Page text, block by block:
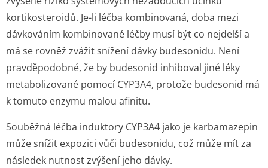
kortikosteroidů. Je-li léčba kombinovaná, doba mezi
dávkováním kombinované léčby musí být co nejdelší a
má se rovněž zvážit snížení dávky budesonidu. Není
pravděpodobné, že by budesonid inhiboval jiné léky
metabolizované pomocí CYP3A4, protože budesonid má
k tomuto enzymu malou afinitu.
Souběžná léčba induktory CYP3A4 jako je karbamazepin
může snížit expozici vůči budesonidu, což může mít za
následek nutnost zvýšení jeho dávky.